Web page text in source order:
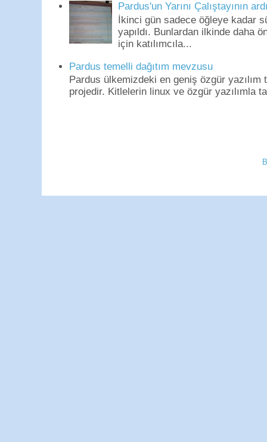
Pardus'un Yarını Çalıştayının
İkinci gün sadece öğleye kadar
yapıldı. Bunlardan ilkinde daha
için katılımcıla...
Pardus temelli dağıtım mevzusu
Pardus ülkemizdeki en geniş özgür
projedir. Kitlelerin linux ve özgür yazılımla